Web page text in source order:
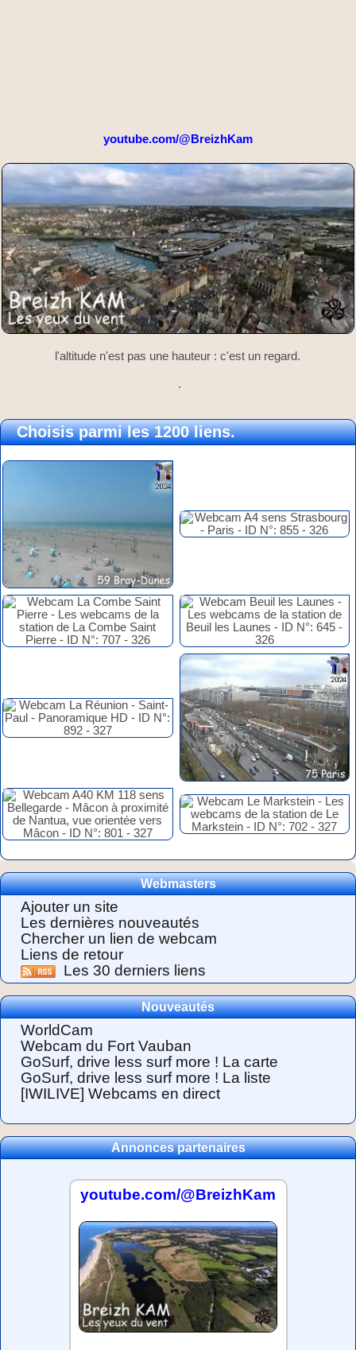
youtube.com/@BreizhKam
l'altitude n'est pas une hauteur : c'est un regard.
.
Choisis parmi les 1200 liens.
Webmasters
Ajouter un site
Les dernières nouveautés
Chercher un lien de webcam
Liens de retour
Les 30 derniers liens
Nouveautés
WorldCam
Webcam du Fort Vauban
GoSurf, drive less surf more ! La carte
GoSurf, drive less surf more ! La liste
[IWILIVE] Webcams en direct
Annonces partenaires
youtube.com/@BreizhKam